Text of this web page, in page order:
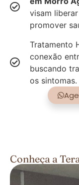
visam
promover
Tratamento
conexão
buscando
os sintomas.
Conheça a